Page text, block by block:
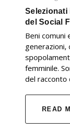
Selezionati
del Social
Beni
generazioni,
femminile.
del racconto
READ